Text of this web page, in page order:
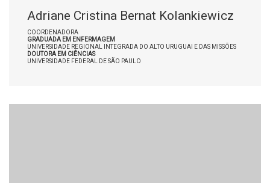
Adriane Cristina Bernat Kolankiewicz
COORDENADORA
GRADUADA EM ENFERMAGEM
UNIVERSIDADE REGIONAL INTEGRADA DO ALTO URUGUAI E DAS MISSÕES
DOUTORA EM CIÊNCIAS
UNIVERSIDADE FEDERAL DE SÃO PAULO